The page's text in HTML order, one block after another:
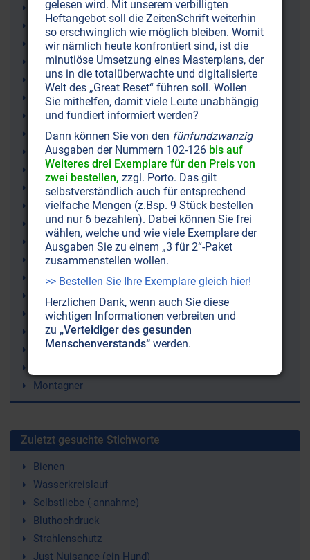
HI-Virus
HIV
Dr. Peter Duesberg
Dr. Robert Gallo
Aids
Aids-Virus
Gesundheit
Retroviren
Dr. Kary Mullis
Infektionen (Infektionskrankheiten)
Impfungen (Impfkampagnen)
Immunschwäche
Homosexualität
Viren
Eleni Eleopulos
Analverkehr
Immunsystem
Blut
Heilung
Drogensucht
Montagner
Zuletzt gesuchte Stichworte
Bienen
Wasserkreislauf
Selbstliebe (-annahme)
Bluthochdruck
Strahlenschutz
Just Nuisance (ein Hund)
gelesen wird. Mit unserem verbilligten
Heftangebot soll die ZeitenSchrift weiterhin
so erschwinglich wie möglich bleiben. Womit
wir nämlich heute konfrontiert sind, ist die
minutiöse Umsetzung eines Masterplans, der
uns in die totalüberwachte und digitalisierte
Welt des „Great Reset“ führen soll. Wollen
Sie mithelfen, damit viele Leute unabhängig
und fundiert informiert werden?
Dann können Sie von den fünfundzwanzig
Ausgaben der Nummern 102-126 bis auf
Weiteres drei Exemplare für den Preis von
zwei bestellen, zzgl. Porto. Das gilt
selbstverständlich auch für entsprechend
vielfache Mengen (z.Bsp. 9 Stück bestellen
und nur 6 bezahlen). Dabei können Sie frei
wählen, welche und wie viele Exemplare der
Ausgaben Sie zu einem „3 für 2“-Paket
zusammenstellen wollen.
>> Bestellen Sie Ihre Exemplare gleich hier!
Herzlichen Dank, wenn auch Sie diese
wichtigen Informationen verbreiten und
zu „Verteidiger des gesunden
Menschenverstands“ werden.